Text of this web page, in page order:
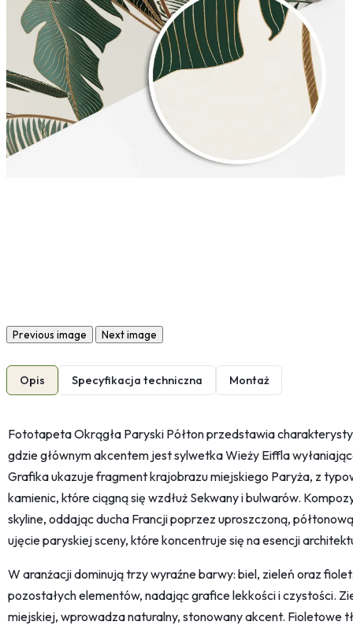
Previous image Next image
Opis Specyfikacja techniczna Montaż
Fototapeta Okrągła Paryski Półton przedstawia
gdzie głównym akcentem jest sylwetka Wieży Eiffla
Grafika ukazuje fragment krajobrazu miejskiego Paryża, z
kamienic, które ciągną się wzdłuż Sekwany i bulwarów.
skyline, oddając ducha Francji poprzez uproszczoną,
ujęcie paryskiej sceny, które koncentruje się na esencji
W aranżacji dominują trzy wyraźne barwy: biel, zieleń oraz
pozostałych elementów, nadając grafice lekkości i czystości.
miejskiej, wprowadza naturalny, stonowany akcent. Fioletowe